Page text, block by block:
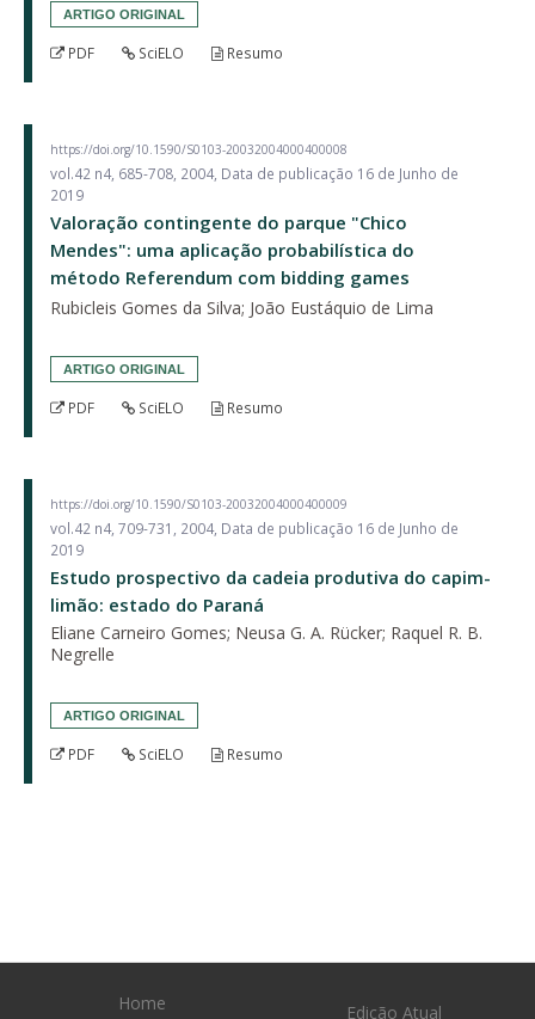
ARTIGO ORIGINAL
PDF SciELO Resumo
https://doi.org/10.1590/S0103-20032004000400008
vol.42 n4, 685-708, 2004, Data de publicação 16 de Junho de
2019
Valoração contingente do parque "Chico
Mendes": uma aplicação probabilística do
método Referendum com bidding games
Rubicleis Gomes da Silva; João Eustáquio de Lima
ARTIGO ORIGINAL
PDF SciELO Resumo
https://doi.org/10.1590/S0103-20032004000400009
vol.42 n4, 709-731, 2004, Data de publicação 16 de Junho de
2019
Estudo prospectivo da cadeia produtiva do capim-
limão: estado do Paraná
Eliane Carneiro Gomes; Neusa G. A. Rücker; Raquel R. B.
Negrelle
ARTIGO ORIGINAL
PDF SciELO Resumo
Home Edição Atual